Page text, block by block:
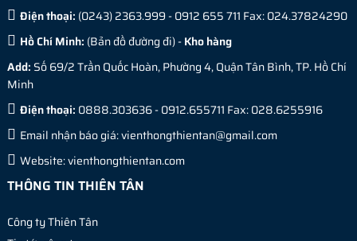
Điện thoại: (0243) 2363.999 - 0912 655 711 Fax: 024.37824290
Hồ Chí Minh: (Bản đồ đường đi) -Kho hàng
Add: Số 69/2 Trần Quốc Hoàn, Phường 4, Quận Tân Bình, TP. Hồ Chí
Minh
Điện thoại: 0888.303636 - 0912.655711 Fax: 028.6255916
Email nhận báo giá:vienthongthientan@gmail.com
Website:vienthongthientan.com
THÔNG TIN THIÊN TÂN
Công ty Thiên Tân